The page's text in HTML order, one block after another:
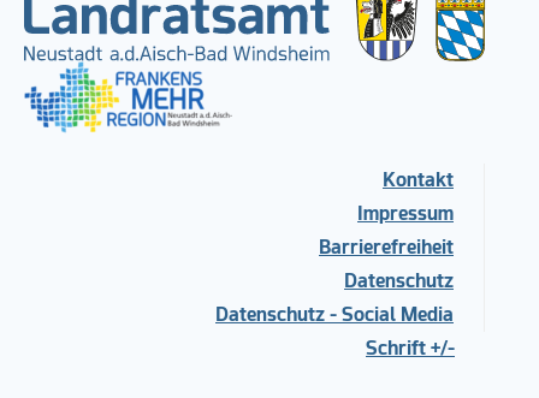
Kontakt
Impressum
Barrierefreiheit
Datenschutz
Datenschutz - Social Media
Schrift +/-